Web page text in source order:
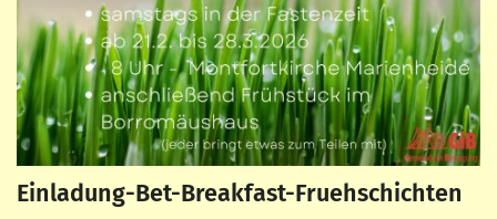
Einladung-Bet-Breakfast-Fruehschichten